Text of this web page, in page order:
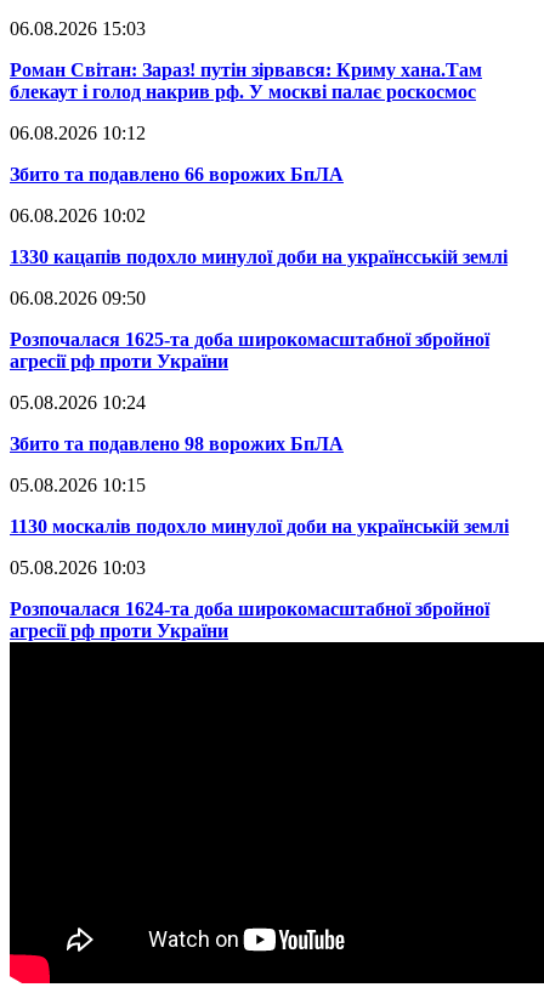
06.08.2026 15:03
​Роман Світан: Зараз! путін зірвався: Криму хана.Там
блекаут і голод накрив рф. У москві палає роскосмос
06.08.2026 10:12
​Збито та подавлено 66 ворожих БпЛА
06.08.2026 10:02
​1330 кацапів подохло минулої доби на українсській землі
06.08.2026 09:50
​Розпочалася 1625-та доба широкомасштабної збройної
агресії рф проти України
05.08.2026 10:24
​Збито та подавлено 98 ворожих БпЛА
05.08.2026 10:15
​1130 москалів подохло минулої доби на українській землі
05.08.2026 10:03
​Розпочалася 1624-та доба широкомасштабної збройної
агресії рф проти України